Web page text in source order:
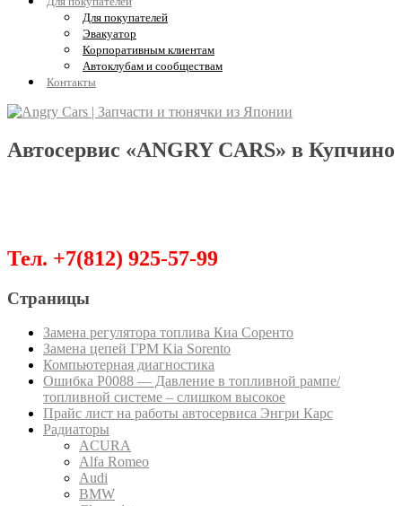
Для покупателей
Эвакуатор
Корпоративным клиентам
Автоклубам и сообществам
Контакты
Автосервис «ANGRY CARS» в Купчино
Тел. +7(812) 925-57-99
Страницы
Замена регулятора топлива Киа Соренто
Замена цепей ГРМ Kia Sorento
Компьютерная диагностика
Ошибка P0088 — Давление в топливной рампе/
топливной системе – слишком высокое
Прайс лист на работы автосервиса Энгри Карс
Радиаторы
ACURA
Alfa Romeo
Audi
BMW